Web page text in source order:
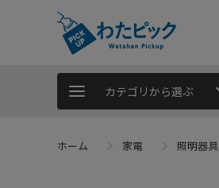
カテゴリから選ぶ
ホーム 家電 照明器具